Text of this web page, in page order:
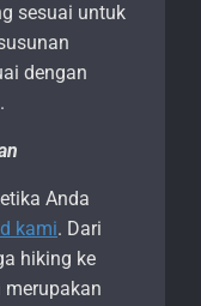
sesuai untuk
dengan
Anda
kami. Dari
hiking ke